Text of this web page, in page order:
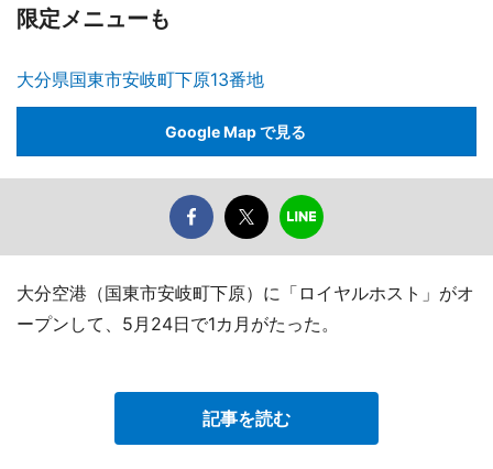
限定メニューも
大分県国東市安岐町下原13番地
Google Map で見る
大分空港（国東市安岐町下原）に「ロイヤルホスト」がオ
ープンして、5月24日で1カ月がたった。
記事を読む